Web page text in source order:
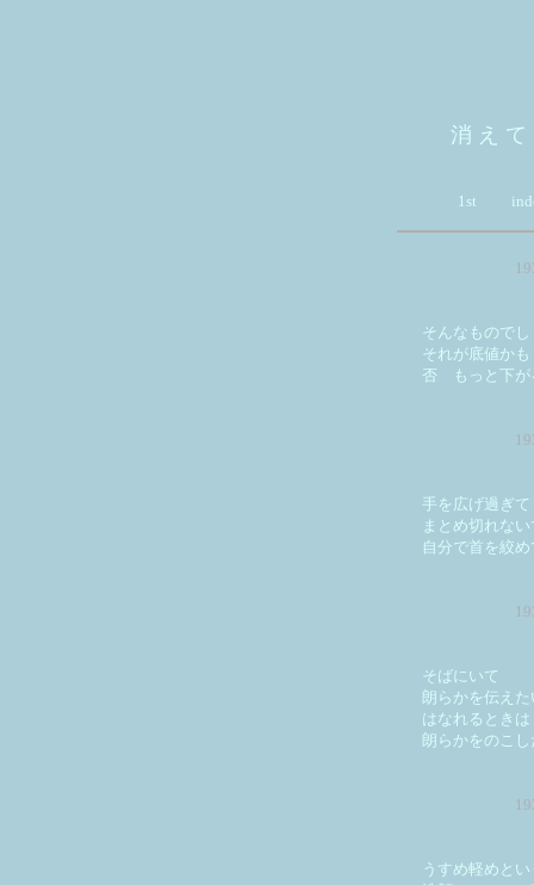
消 え て
1st
そんなものでし
それが底値かも
否 もっと下が
手を広げ過ぎて
まとめ切れな
自分で首を絞
そばにいて
朗らかを伝えた
はなれるときは
朗らかをのこし
うすめ軽めと